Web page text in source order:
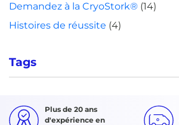
Demandez à la CryoStork® (14)
Histoires de réussite (4)
Tags
Plus de 20 ans
d'expérience en